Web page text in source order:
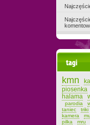
kmn
piosenka
halama
parodia
taniec
triki
kamera
pilka
mru